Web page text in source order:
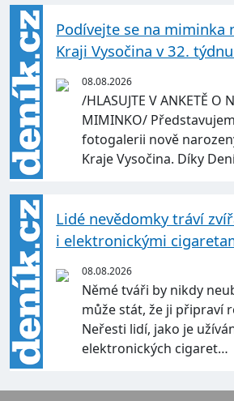
Podívejte se na miminka
Kraji Vysočina v 32.
08.08.2026
/HLASUJTE V ANKETĚ O
MIMINKO/
fotogalerii nově
Kraje Vysočina. Díky
Lidé nevědomky tráví
i elektronickými
08.08.2026
Němé tváři by nikdy
může stát, že ji připraví
Neřesti lidí, jako je
elektronických cigaret…